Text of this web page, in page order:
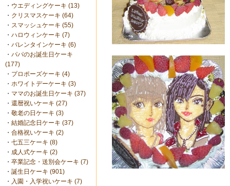
・ ウエディングケーキ (13)
・ クリスマスケーキ (64)
・ スマッシュケーキ (55)
・ ハロウィンケーキ (7)
・ バレンタインケーキ (6)
・ パパのお誕生日ケーキ
(177)
・ プロポーズケーキ (4)
・ ホワイトデーケーキ (3)
・ ママのお誕生日ケーキ (37)
・ 還暦祝いケーキ (27)
・ 敬老の日ケーキ (3)
・ 結婚記念日ケーキ (37)
・ 合格祝いケーキ (2)
・ 七五三ケーキ (8)
・ 成人式ケーキ (2)
・ 卒業記念・送別会ケーキ (7)
・ 誕生日ケーキ (901)
・ 入園・入学祝いケーキ (7)